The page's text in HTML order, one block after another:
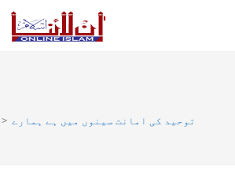
> توحید کی امانت سینوں میں ہے ہمارے